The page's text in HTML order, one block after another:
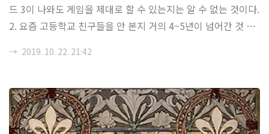
드 3이 나와도 게임을 제대로 할 수 있는지는 알 수 없는 것이다.
2. 요즘 고등학교 친구들을 안 본지 거의 4~5년이 넘어간 것 같
지만, 사실 대학교에 와서 친구 혹은 동기라고 부르는거지, 딴
대학이라는 네트워크는 나의 인생에서 의외로 큰 몫을 차지한다
는 걸 요즘 들어서 많이 느낀다. 대학 네트워크에서 몇 동아리의
중점적인 역할을 했고, 거기서 만난 사람들을 트위터에서... 다
→ 2019. 10. 22. 21:42